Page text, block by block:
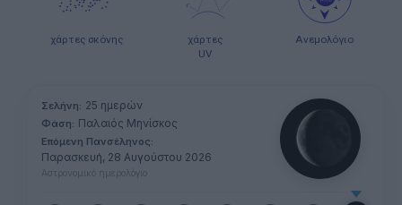
χάρτες σκόνης
χάρτες
UV
Ανεμολόγιο
Σελήνη: 25 ημερών
Φάση: Παλαιός Μηνίσκος
Επόμενη Πανσέληνος:
Παρασκευή, 28 Αυγούστου 2026
Αστρονομικό ημερολόγιο